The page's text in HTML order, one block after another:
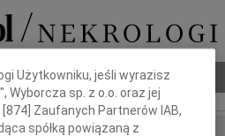
pogrzebowy
Użytkowniku, jeśli wyrazisz
Wyborcza sp. z o.o. oraz jej
[874 ] Zaufanych Partnerów IAB,
spółką powiązaną z